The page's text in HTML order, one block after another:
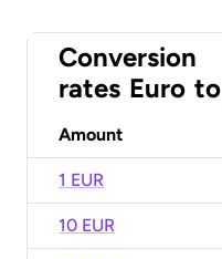
Conversion
rates Euro to
Amount
1 EUR
10 EUR